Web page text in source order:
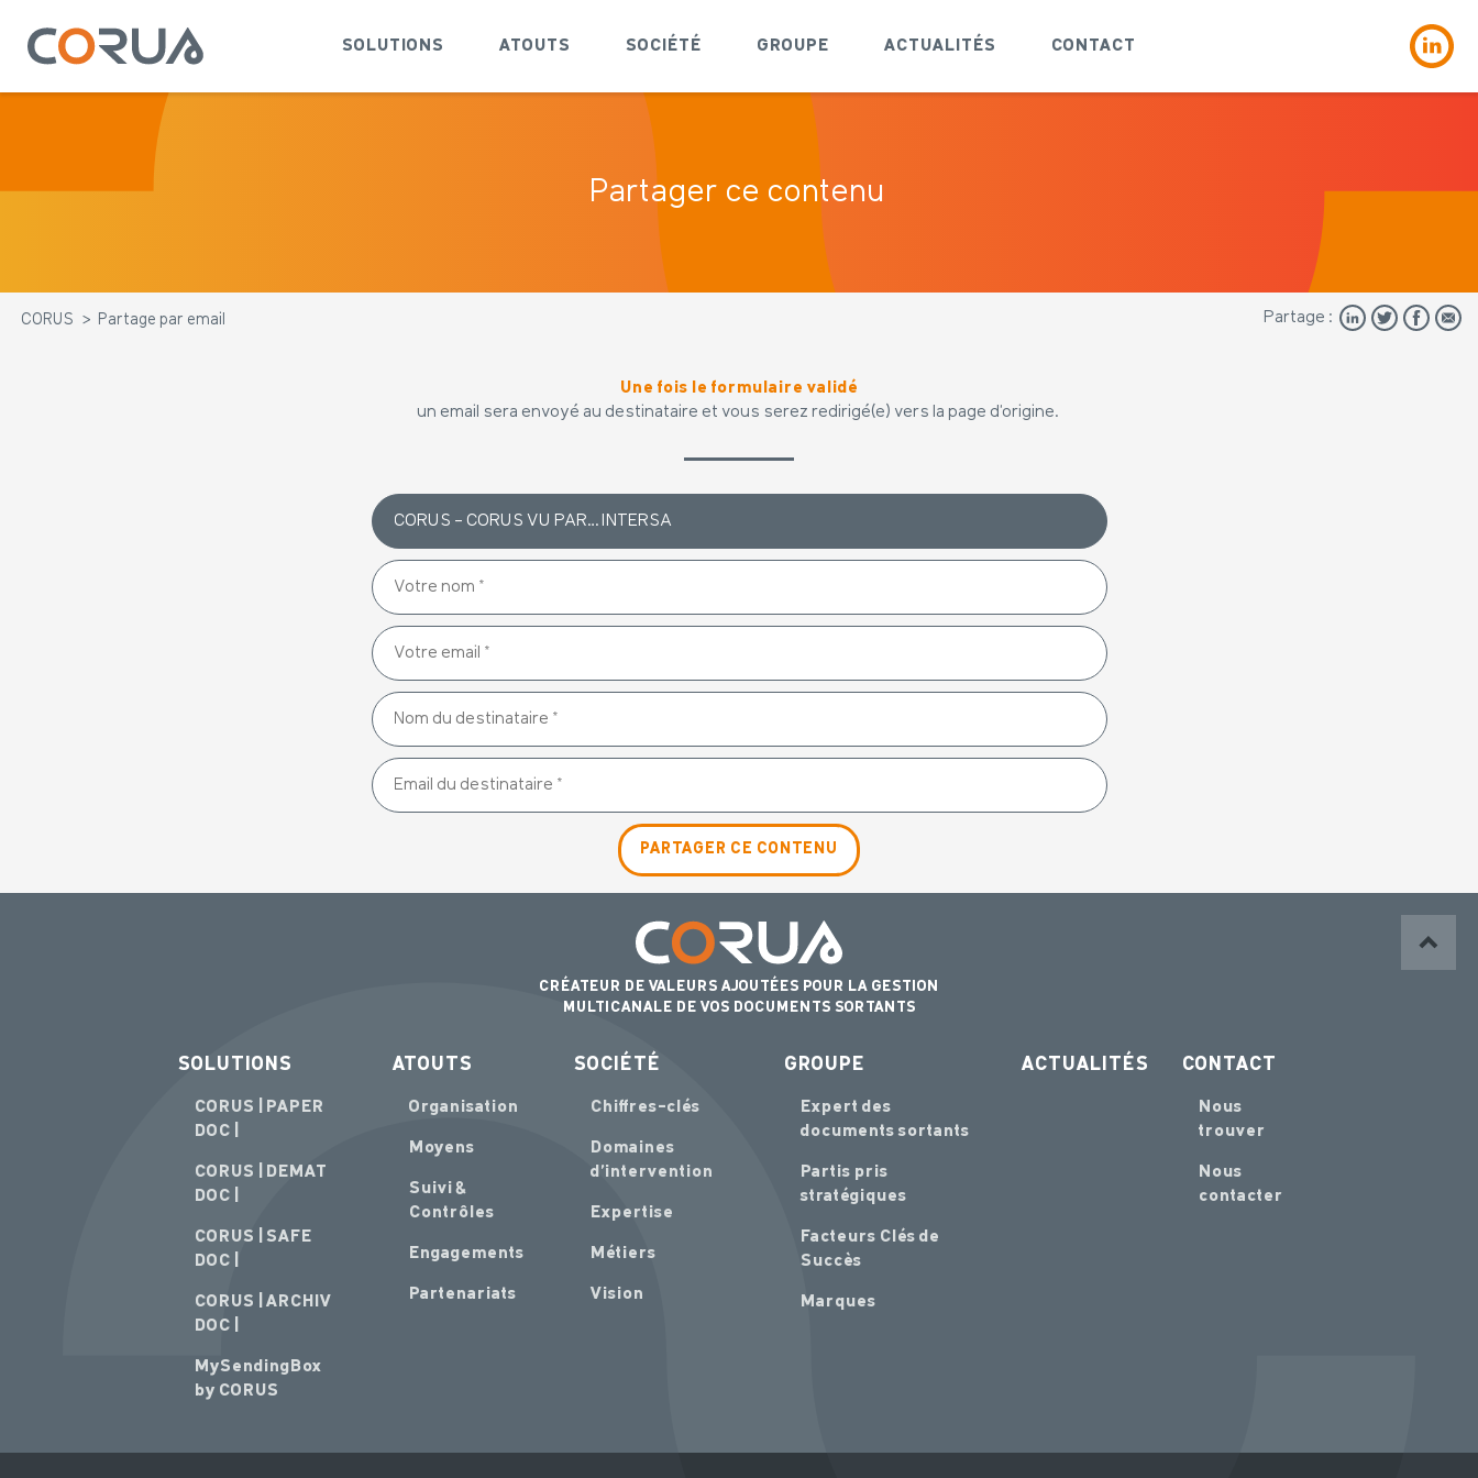
SOLUTIONS ATOUTS SOCIÉTÉ GROUPE ACTUALITÉS CONTACT
Partager ce contenu
CORUS > Partage par email Partage :
Une fois le formulaire validé
un email sera envoyé au destinataire et vous serez redirigé(e) vers la page d’origine.
CRÉATEUR DE VALEURS AJOUTÉES POUR LA GESTION
MULTICANALE DE VOS DOCUMENTS SORTANTS
SOLUTIONS
CORUS | PAPER
DOC |
CORUS | DEMAT
DOC |
CORUS | SAFE
DOC |
CORUS | ARCHIV
DOC |
MySendingBox
by CORUS
ATOUTS
Organisation
Moyens
Suivi &
Contrôles
Engagements
Partenariats
SOCIÉTÉ
Chiffres-clés
Domaines
d’intervention
Expertise
Métiers
Vision
GROUPE
Expert des
documents sortants
Partis pris
stratégiques
Facteurs Clés de
Succès
Marques
ACTUALITÉS CONTACT
Nous
trouver
Nous
contacter